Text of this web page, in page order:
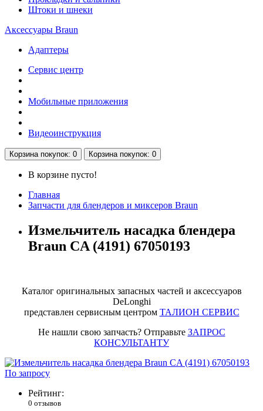
Штоки и шнеки
Аксессуары Braun
Адаптеры
Сервис центр
Мобильные приложения
Видеоинструкция
Корзинапокупок: 0 Корзинапокупок: 0
В корзине пусто!
Главная
Запчасти для блендеров и миксеров Braun
Измельчитель насадка блендера
Braun CA (4191) 67050193
Каталог оригинальных запасных частей и аксессуаров
DeLonghi
представлен сервисным центром ТАЛИОН СЕРВИС
Не нашли свою запчасть? Отправьте ЗАПРОС
КОНСУЛЬТАНТУ
По запросу
Рейтинг:
0 отзывов